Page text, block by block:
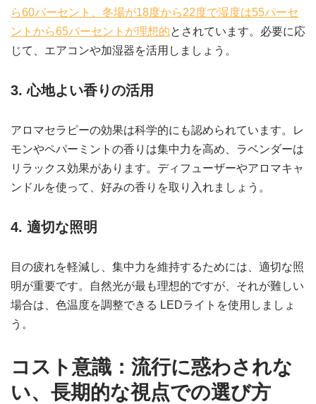
ら60パーセント、冬場が18度から22度で湿度は55パーセ
ントから65パーセントが理想的とされています。必要に応
じて、エアコンや加湿器を活用しましょう。
3. 心地よい香りの活用
アロマセラピーの効果は科学的にも認められています。レ
モンやペパーミントの香りは集中力を高め、ラベンダーは
リラックス効果があります。ディフューザーやアロマキャ
ンドルを使って、好みの香りを取り入れましょう。
4. 適切な照明
目の疲れを軽減し、集中力を維持するためには、適切な照
明が重要です。自然光が最も理想的ですが、それが難しい
場合は、色温度を調整できる LEDライトを使用しましょ
う。
コスト意識：流行に惑わされな
い、長期的な視点での選び方